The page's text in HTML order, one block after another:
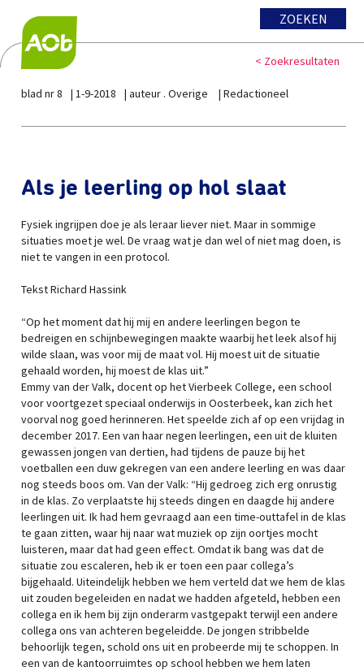
ZOEKEN
< Zoekresultaten
blad nr 8 1-9-2018 auteur . Overige Redactioneel
Als je leerling op hol slaat
Fysiek ingrijpen doe je als leraar liever niet. Maar in sommige
situaties moet je wel. De vraag wat je dan wel of niet mag doen, is
niet te vangen in een protocol.
Tekst Richard Hassink
“Op het moment dat hij mij en andere leerlingen begon te
bedreigen en schijnbewegingen maakte waarbij het leek alsof hij
wilde slaan, was voor mij de maat vol. Hij moest uit de situatie
gehaald worden, hij moest de klas uit.”
Emmy van der Valk, docent op het Vierbeek College, een school
voor voortgezet speciaal onderwijs in Oosterbeek, kan zich het
voorval nog goed herinneren. Het speelde zich af op een vrijdag in
december 2017. Een van haar negen leerlingen, een uit de kluiten
gewassen jongen van dertien, had tijdens de pauze bij het
voetballen een duw gekregen van een andere leerling en was daar
nog steeds boos om. Van der Valk: “Hij gedroeg zich erg onrustig
in de klas. Zo verplaatste hij steeds dingen en daagde hij andere
leerlingen uit. Ik had hem gevraagd aan een time-outtafel in de klas
te gaan zitten, waar hij naar wat muziek op zijn oortjes mocht
luisteren, maar dat had geen effect. Omdat ik bang was dat de
situatie zou escaleren, heb ik er toen een paar collega’s
bijgehaald. Uiteindelijk hebben we hem verteld dat we hem de klas
uit zouden begeleiden en nadat we hadden afgeteld, hebben een
collega en ik hem bij zijn onderarm vastgepakt terwijl een andere
collega ons van achteren begeleidde. De jongen stribbelde
behoorlijk tegen, schold ons uit en probeerde mij te schoppen. In
een van de kantoorruimtes op school hebben we hem laten